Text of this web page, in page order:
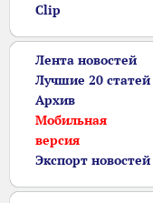
Clip
Лента новостей
Лучшие 20 статей
Архив
Мобильная
версия
Экспорт новостей